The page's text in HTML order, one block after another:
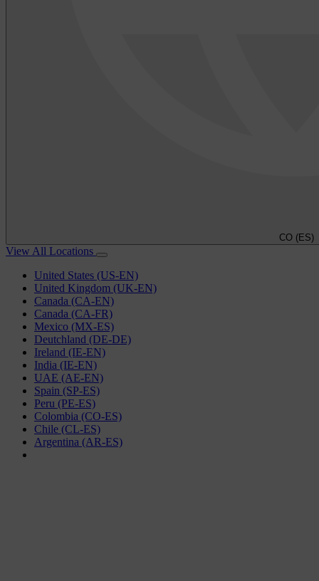
CO (ES)
View All Locations
United States (US-EN)
United Kingdom (UK-EN)
Canada (CA-EN)
Canada (CA-FR)
Mexico (MX-ES)
Deutchland (DE-DE)
Ireland (IE-EN)
India (IE-EN)
UAE (AE-EN)
Spain (SP-ES)
Peru (PE-ES)
Colombia (CO-ES)
Chile (CL-ES)
Argentina (AR-ES)